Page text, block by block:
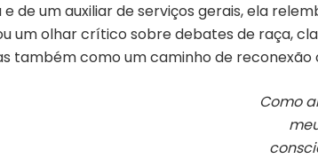
de um auxiliar de serviços gerais, ela
um olhar crítico sobre debates de raça,
também como um caminho de
Como